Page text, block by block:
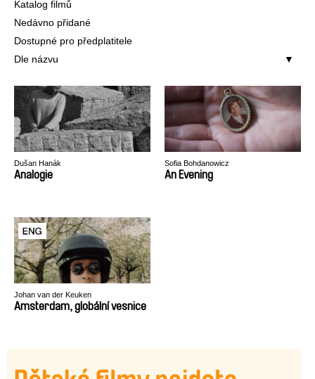
Katalog filmů
Nedávno přidané
Dostupné pro předplatitele
Dle názvu
Dušan Hanák
Analogie
Sofia Bohdanowicz
An Evening
Johan van der Keuken
Amsterdam, globální vesnice